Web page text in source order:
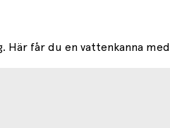
Här får du en vattenkanna